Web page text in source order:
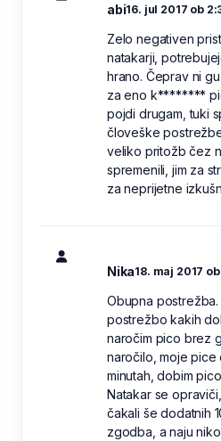
abi16. jul 2017 ob
Zelo negativen
natakarji,
hrano. Čeprav ni
za eno k********
pojdi drugam, tuki
človeške
veliko pritožb čez
spremenili, jim za
za neprijetne
Nika18. maj 2017
Obupna
postrežbo kakih
naročim pico brez
naročilo, moje pice
minutah, dobim
Natakar se
čakali še dodatnih
zgodba, a naju